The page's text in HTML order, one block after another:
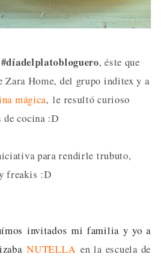
#díadelplatobloguero, éste que
Zara Home, del grupo inditex y a
mágica, le resultó curioso
de cocina :D
para rendirle trubuto,
freakis :D
invitados mi familia y yo a
NUTELLA en la escuela de